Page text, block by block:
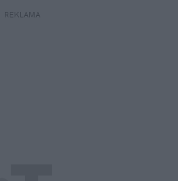
REKLAMA